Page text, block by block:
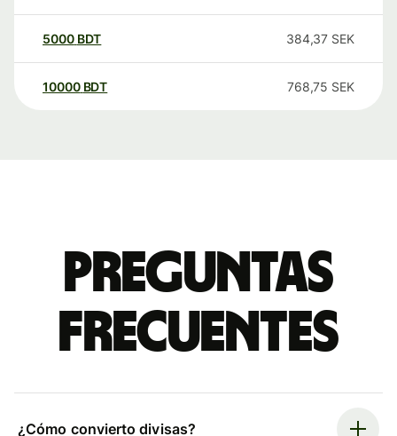
5000 BDT 384,37 SEK
10000 BDT 768,75 SEK
Preguntas
frecuentes
¿Cómo convierto divisas?